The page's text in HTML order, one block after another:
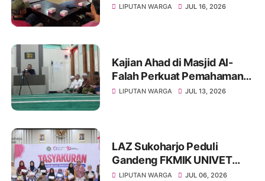
Akses Sanitasi Layak di
LIPUTAN WARGA JUL 16, 2026
Kajian Ahad di Masjid Al-
Falah Perkuat Pemahaman
Sunnah dan Tingkatkan
LIPUTAN WARGA JUL 13, 2026
LAZ Sukoharjo Peduli
Gandeng FKMIK UNIVET
BANTARA Santuni Anak
LIPUTAN WARGA JUL 06, 2026